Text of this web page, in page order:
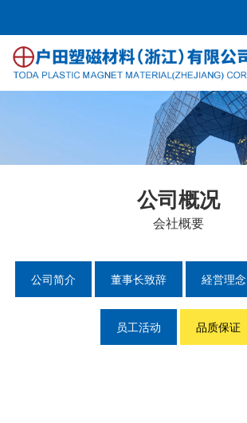
公司概况
会社概要
公司简介 董事长致辞 経営理念
员工活动 品质保证